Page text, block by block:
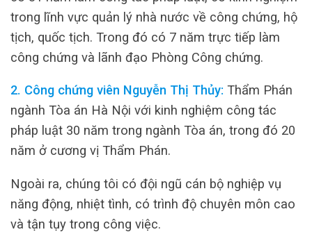
trong lĩnh vực quản lý nhà nước về công chứng, hộ
tịch, quốc tịch. Trong đó có 7 năm trực tiếp làm
công chứng và lãnh đạo Phòng Công chứng.
2. Công chứng viên Nguyễn Thị Thủy: Thẩm Phán
ngành Tòa án Hà Nội với kinh nghiệm công tác
pháp luật 30 năm trong ngành Tòa án, trong đó 20
năm ở cương vị Thẩm Phán.
Ngoài ra, chúng tôi có đội ngũ cán bộ nghiệp vụ
năng động, nhiệt tình, có trình độ chuyên môn cao
và tận tụy trong công việc.